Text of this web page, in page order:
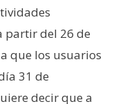
partir del 26 de
que los usuarios
31 de
decir que a